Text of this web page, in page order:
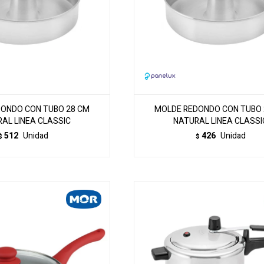
CON TUBO 28 CM
LINEA CLASSIC
512 Unidad
MOLDE REDONDO CON
NATURAL LINEA
$ 426 Unidad